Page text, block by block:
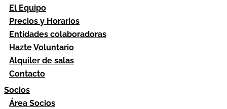
El Equipo
Precios y Horarios
Entidades colaboradoras
Hazte Voluntario
Alquiler de salas
Contacto
Socios
Área Socios